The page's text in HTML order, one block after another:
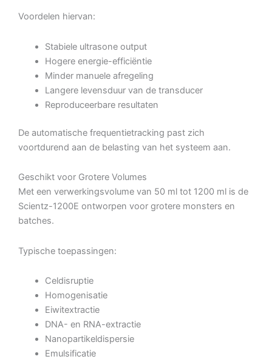
Voordelen hiervan:
Stabiele ultrasone output
Hogere energie-efficiëntie
Minder manuele afregeling
Langere levensduur van de transducer
Reproduceerbare resultaten
De automatische frequentietracking past zich
voortdurend aan de belasting van het systeem aan.
Geschikt voor Grotere Volumes
Met een verwerkingsvolume van 50 ml tot 1200 ml is de
Scientz-1200E ontworpen voor grotere monsters en
batches.
Typische toepassingen:
Celdisruptie
Homogenisatie
Eiwitextractie
DNA- en RNA-extractie
Nanopartikeldispersie
Emulsificatie